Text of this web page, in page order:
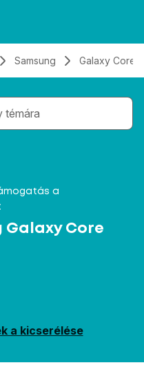
Samsung Galaxy Core
a keresési
a
Galaxy Core
a kicserélése